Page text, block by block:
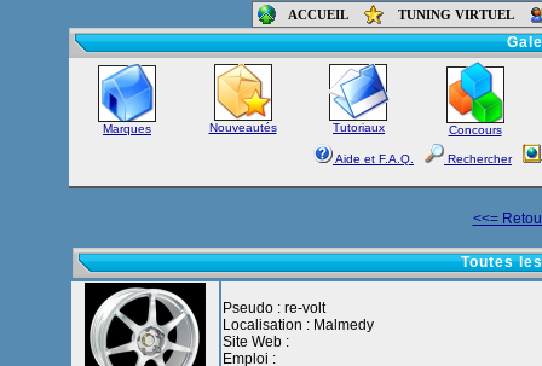
ACCUEIL TUNING VIRTUEL
Accueil-
Marques Nouveautés Tutoriaux Concours
Aide et F.A.Q. Rechercher
<<=
Toutes
Pseudo : re-volt
Localisation : Malmedy
Site Web :
Emploi :